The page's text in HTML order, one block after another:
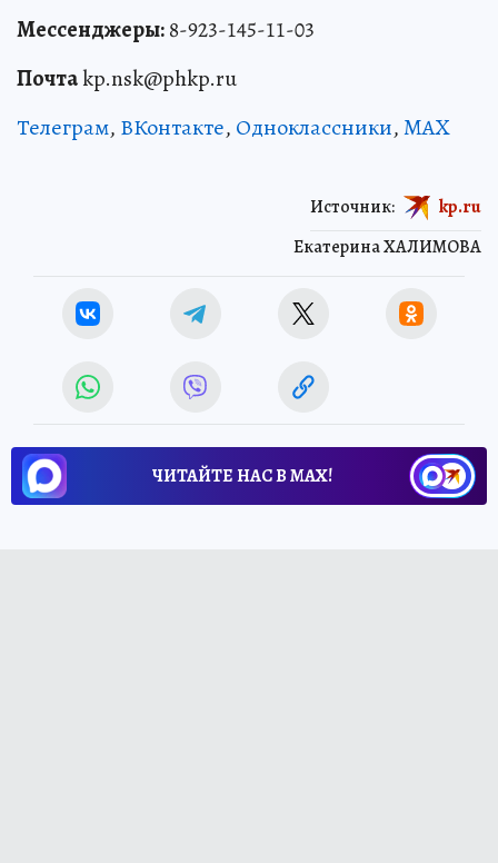
Мессенджеры:8-923-145-11-03
Почтаkp.nsk@phkp.ru
Телеграм, ВКонтакте, Одноклассники,MAX
Екатерина ХАЛИМОВА
Источник: kp.ru
ЧИТАЙТЕ НАС В МАХ!